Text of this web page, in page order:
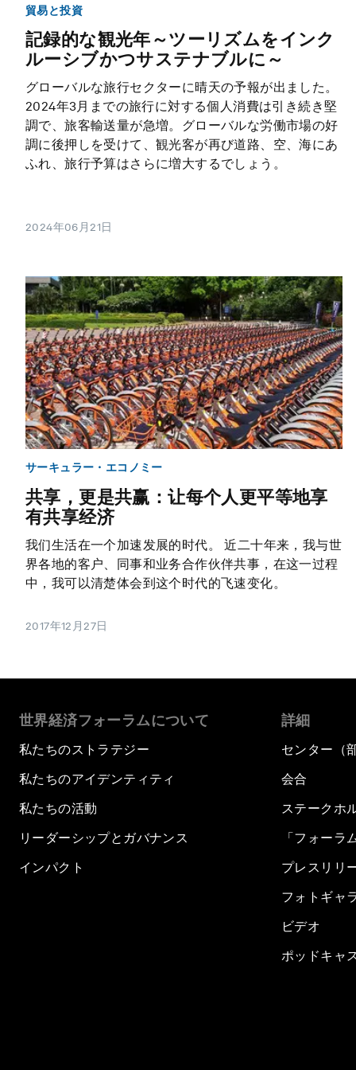
貿易と投資
記録的な観光年～ツーリズムをインク
ルーシブかつサステナブルに～
グローバルな旅行セクターに晴天の予報が出ました。
2024年3月までの旅行に対する個人消費は引き続き堅
調で、旅客輸送量が急増。グローバルな労働市場の好
調に後押しを受けて、観光客が再び道路、空、海にあ
ふれ、旅行予算はさらに増大するでしょう。
2024年06月21日
サーキュラー・エコノミー
共享，更是共赢：让每个人更平等地享
有共享经济
我们生活在一个加速发展的时代。 近二十年来，我与世
界各地的客户、同事和业务合作伙伴共事，在这一过程
中，我可以清楚体会到这个时代的飞速变化。
2017年12月27日
世界経済フォーラムについて
私たちのストラテジー
私たちのアイデンティティ
私たちの活動
リーダーシップとガバナンス
インパクト
詳細
センター（
会合
ステークホ
「フォーラ
プレスリリ
フォトギャ
ビデオ
ポッドキャ